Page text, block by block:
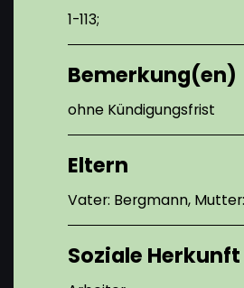
1-113;
Bemerkung(en)
ohne Kündigungsfrist
Eltern
Vater: Bergmann,
Soziale Herkunft